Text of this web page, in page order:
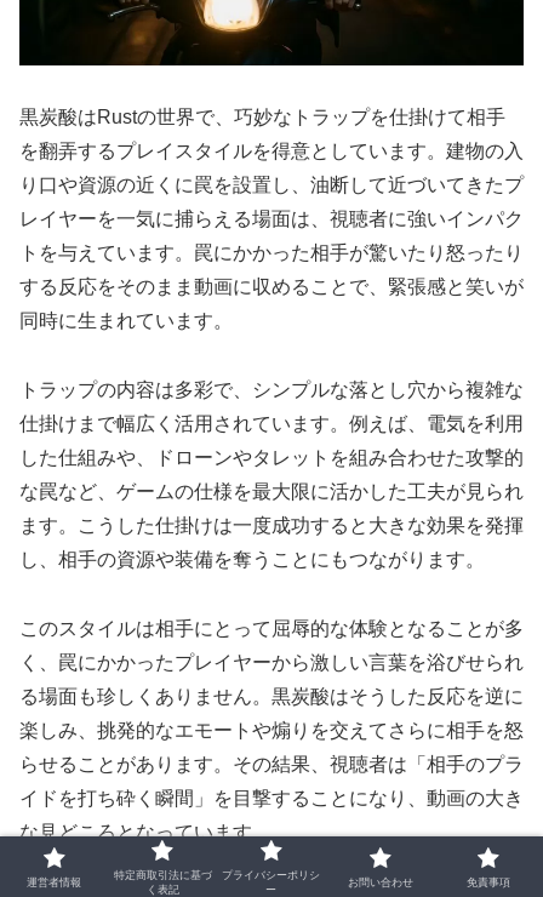
黒炭酸はRustの世界で、巧妙なトラップを仕掛けて相手
を翻弄するプレイスタイルを得意としています。建物の入
り口や資源の近くに罠を設置し、油断して近づいてきたプ
レイヤーを一気に捕らえる場面は、視聴者に強いインパク
トを与えています。罠にかかった相手が驚いたり怒ったり
する反応をそのまま動画に収めることで、緊張感と笑いが
同時に生まれています。
トラップの内容は多彩で、シンプルな落とし穴から複雑な
仕掛けまで幅広く活用されています。例えば、電気を利用
した仕組みや、ドローンやタレットを組み合わせた攻撃的
な罠など、ゲームの仕様を最大限に活かした工夫が見られ
ます。こうした仕掛けは一度成功すると大きな効果を発揮
し、相手の資源や装備を奪うことにもつながります。
このスタイルは相手にとって屈辱的な体験となることが多
く、罠にかかったプレイヤーから激しい言葉を浴びせられ
る場面も珍しくありません。黒炭酸はそうした反応を逆に
楽しみ、挑発的なエモートや煽りを交えてさらに相手を怒
らせることがあります。その結果、視聴者は「相手のプラ
イドを打ち砕く瞬間」を目撃することになり、動画の大き
な見どころとなっています。
運営者情報
特定商取引法に基づ
く表記
プライバシーポリシ
ー
お問い合わせ 免責事項